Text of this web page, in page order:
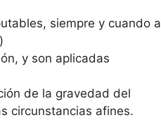
siempre y cuando a
)
y son aplicadas
de la gravedad del
circunstancias afines.